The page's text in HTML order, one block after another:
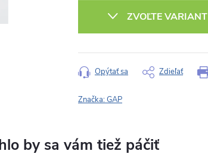
ZVOĽTE VARIANT
Opýtať sa Zdieľať
Značka:GAP